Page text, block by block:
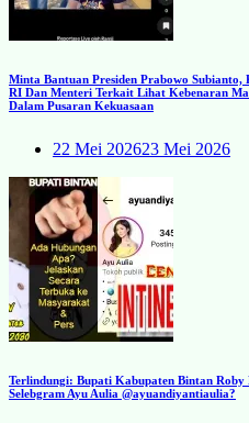
Minta Bantuan Presiden Prabowo
RI Dan Menteri Terkait Lihat Kebenaran
Dalam Pusaran Kekuasaan
22 Mei 202623 Mei 2026
Terlindungi: Bupati Kabupaten Bintan
Selebgram Ayu Aulia @ayuandiyantiaulia?